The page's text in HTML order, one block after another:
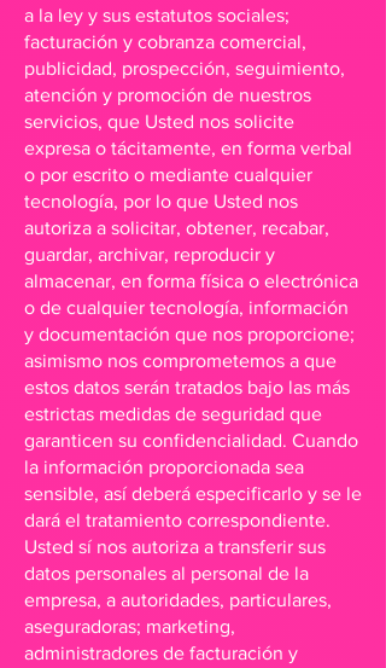
a la ley y sus estatutos sociales;
facturación y cobranza comercial,
publicidad, prospección, seguimiento,
atención y promoción de nuestros
servicios, que Usted nos solicite
expresa o tácitamente, en forma verbal
o por escrito o mediante cualquier
tecnología, por lo que Usted nos
autoriza a solicitar, obtener, recabar,
guardar, archivar, reproducir y
almacenar, en forma física o electrónica
o de cualquier tecnología, información
y documentación que nos proporcione;
asimismo nos comprometemos a que
estos datos serán tratados bajo las más
estrictas medidas de seguridad que
garanticen su confidencialidad. Cuando
la información proporcionada sea
sensible, así deberá especificarlo y se le
dará el tratamiento correspondiente.
Usted sí nos autoriza a transferir sus
datos personales al personal de la
empresa, a autoridades, particulares,
aseguradoras; marketing,
administradores de facturación y